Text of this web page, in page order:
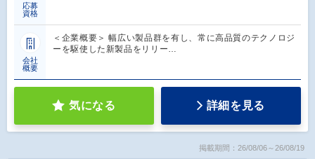
応募
資格
会社
概要
＜企業概要＞ 幅広い製品群を有し、常に高品質のテクノロジ
ーを駆使した新製品をリリー…
気になる 詳細を見る
掲載期間：26/08/06～26/08/19